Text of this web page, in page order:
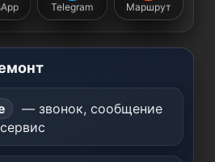
Telegram Маршрут
— звонок, сообщение